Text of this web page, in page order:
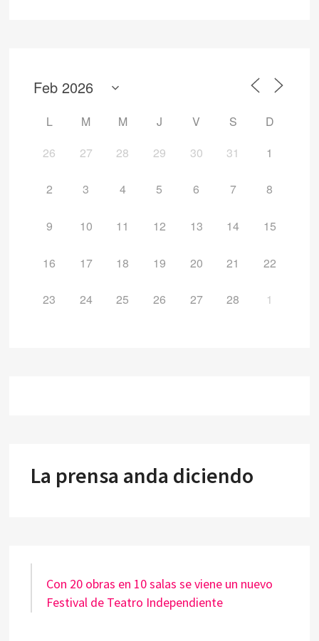
L M M J V S
D
26
27 28 29 30 31 1
2 3 4 5 6 7 8
9 10 11 12 13 14 15
16 17 18 19 20 21 22
23 24 25 26 27 28 1
La prensa anda diciendo
Con 20 obras en 10 salas se viene un nuevo
Festival de Teatro Independiente